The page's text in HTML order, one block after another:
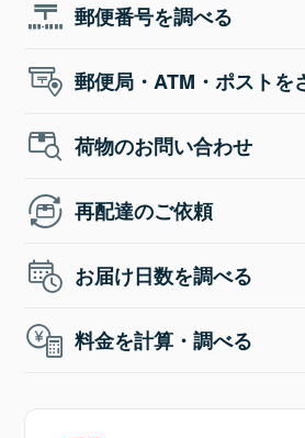
郵便番号を調べる
郵便局・ATM・ポストを
荷物のお問い合わせ
再配達のご依頼
お届け日数を調べる
料金を計算・調べる